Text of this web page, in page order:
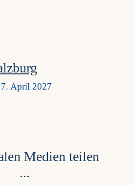
April 2027
Medien teilen
...